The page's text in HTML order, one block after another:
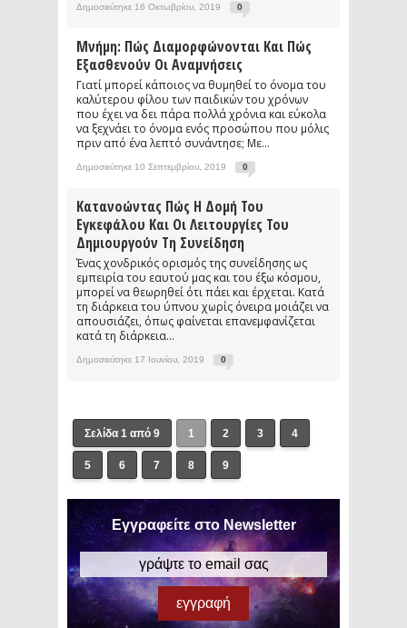
Δημοσιεύτηκε 16 Οκτωβρίου, 2019 0
Μνήμη: Πώς Διαμορφώνονται Και Πώς
Εξασθενούν Οι Αναμνήσεις
Γιατί μπορεί κάποιος να θυμηθεί το όνομα του
καλύτερου φίλου των παιδικών του χρόνων
που έχει να δει πάρα πολλά χρόνια και εύκολα
να ξεχνάει το όνομα ενός προσώπου που μόλις
πριν από ένα λεπτό συνάντησε; Με...
Δημοσιεύτηκε 10 Σεπτεμβρίου, 2019 0
Κατανοώντας Πώς Η Δομή Του
Εγκεφάλου Και Οι Λειτουργίες Του
Δημιουργούν Τη Συνείδηση
Ένας χονδρικός ορισμός της συνείδησης ως
εμπειρία του εαυτού μας και του έξω κόσμου,
μπορεί να θεωρηθεί ότι πάει και έρχεται. Κατά
τη διάρκεια του ύπνου χωρίς όνειρα μοιάζει να
απουσιάζει, όπως φαίνεται επανεμφανίζεται
κατά τη διάρκεια...
Δημοσιεύτηκε 17 Ιουνίου, 2019 0
Σελίδα 1 από 9 1 2 3 4
5 6 7 8 9
Εγγραφείτε στο Newsletter